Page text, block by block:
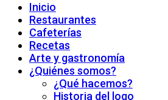
Inicio
Restaurantes
Cafeterías
Recetas
Arte y gastronomía
¿Quiénes somos?
¿Qué hacemos?
Historia del logo